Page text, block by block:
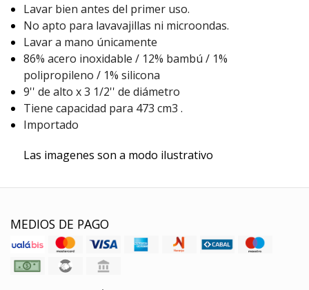
Lavar bien antes del primer uso.
No apto para lavavajillas ni microondas.
Lavar a mano únicamente
86% acero inoxidable / 12% bambú / 1%
polipropileno / 1% silicona
9'' de alto x 3 1/2'' de diámetro
Tiene capacidad para 473 cm3 .
Importado
Las imagenes son a modo ilustrativo
MEDIOS DE PAGO